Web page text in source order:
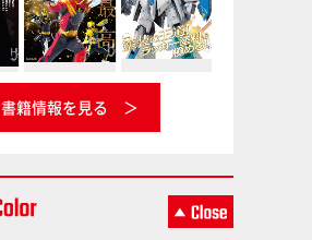
書籍情報を見る